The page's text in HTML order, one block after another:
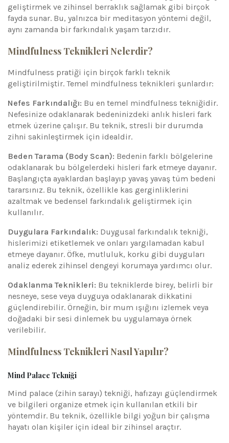
geliştirmek ve zihinsel berraklık sağlamak gibi birçok
fayda sunar. Bu, yalnızca bir meditasyon yöntemi değil,
aynı zamanda bir farkındalık yaşam tarzıdır.
Mindfulness Teknikleri Nelerdir?
Mindfulness pratiği için birçok farklı teknik
geliştirilmiştir. Temel mindfulness teknikleri şunlardır:
Nefes Farkındalığı: Bu en temel mindfulness tekniğidir.
Nefesinize odaklanarak bedeninizdeki anlık hisleri fark
etmek üzerine çalışır. Bu teknik, stresli bir durumda
zihni sakinleştirmek için idealdir.
Beden Tarama (Body Scan): Bedenin farklı bölgelerine
odaklanarak bu bölgelerdeki hisleri fark etmeye dayanır.
Başlangıçta ayaklardan başlayıp yavaş yavaş tüm bedeni
tararsınız. Bu teknik, özellikle kas gerginliklerini
azaltmak ve bedensel farkındalık geliştirmek için
kullanılır.
Duygulara Farkındalık: Duygusal farkındalık tekniği,
hislerimizi etiketlemek ve onları yargılamadan kabul
etmeye dayanır. Öfke, mutluluk, korku gibi duyguları
analiz ederek zihinsel dengeyi korumaya yardımcı olur.
Odaklanma Teknikleri: Bu tekniklerde birey, belirli bir
nesneye, sese veya duyguya odaklanarak dikkatini
güçlendirebilir. Örneğin, bir mum ışığını izlemek veya
doğadaki bir sesi dinlemek bu uygulamaya örnek
verilebilir.
Mindfulness Teknikleri Nasıl Yapılır?
Mind Palace Tekniği
Mind palace (zihin sarayı) tekniği, hafızayı güçlendirmek
ve bilgileri organize etmek için kullanılan etkili bir
yöntemdir. Bu teknik, özellikle bilgi yoğun bir çalışma
hayatı olan kişiler için ideal bir zihinsel araçtır.